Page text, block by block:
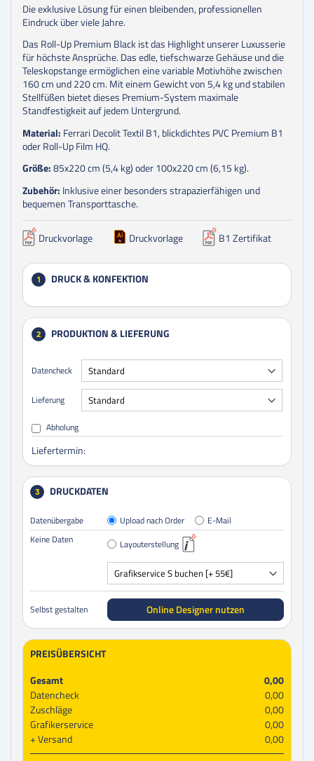
Die exklusive Lösung für einen bleibenden, professionellen
Eindruck über viele Jahre.
Das Roll-Up Premium Black ist das Highlight unserer Luxusserie
für höchste Ansprüche. Das edle, tiefschwarze Gehäuse und die
Teleskopstange ermöglichen eine variable Motivhöhe zwischen
160 cm und 220 cm. Mit einem Gewicht von 5,4 kg und stabilen
Stellfüßen bietet dieses Premium-System maximale
Standfestigkeit auf jedem Untergrund.
Material: Ferrari Decolit Textil B1, blickdichtes PVC Premium B1
oder Roll-Up Film HQ.
Größe:85x220 cm (5,4 kg) oder 100x220 cm (6,15 kg).
Zubehör: Inklusive einer besonders strapazierfähigen und
bequemen Transporttasche.
Druckvorlage Druckvorlage B1 Zertifikat
1 DRUCK & KONFEKTION
2 PRODUKTION & LIEFERUNG
Datencheck
Lieferung
Abholung
Liefertermin:
3 DRUCKDATEN
Datenübergabe Upload nach Order
E-Mail
Keine Daten
Layouterstellung
Selbst gestalten Online Designer nutzen
PREISÜBERSICHT
Gesamt
0,00
Datencheck
0,00
Zuschläge
0,00
Grafikerservice
0,00
Versand
0,00